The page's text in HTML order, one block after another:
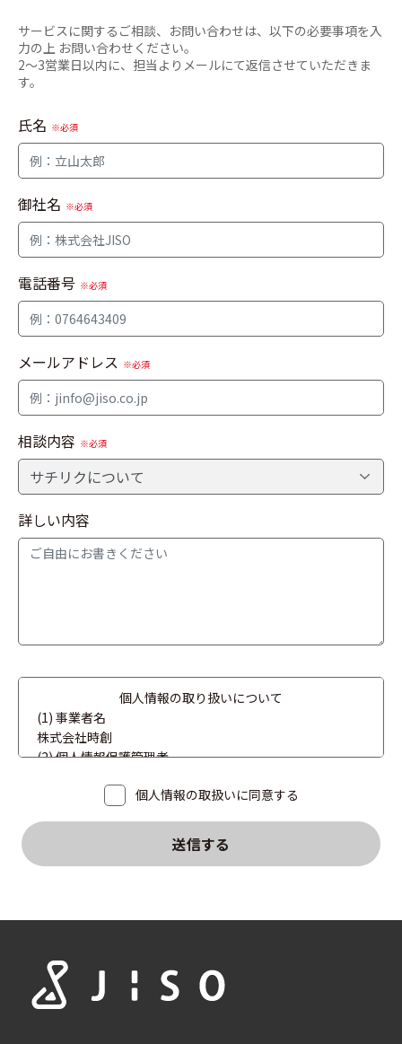
サービスに関するご相談、お問い合わせは、以下の必要事項を入
力の上 お問い合わせください。
2〜3営業日以内に、担当よりメールにて返信させていただきま
す。
氏名 ※必須
御社名 ※必須
電話番号 ※必須
メールアドレス ※必須
相談内容 ※必須
詳しい内容
個人情報の取り扱いについて
(1) 事業者名
株式会社時創
(2) 個人情報保護管理者
(3) 個人情報の利用目的
案内のためにのみ利用させていただきます。
ります。
(6) 開示等の手続き
ご本人（代理人を含む）から、開示等（利用目的の通知、
個人情報の取扱いに同意する
送信する